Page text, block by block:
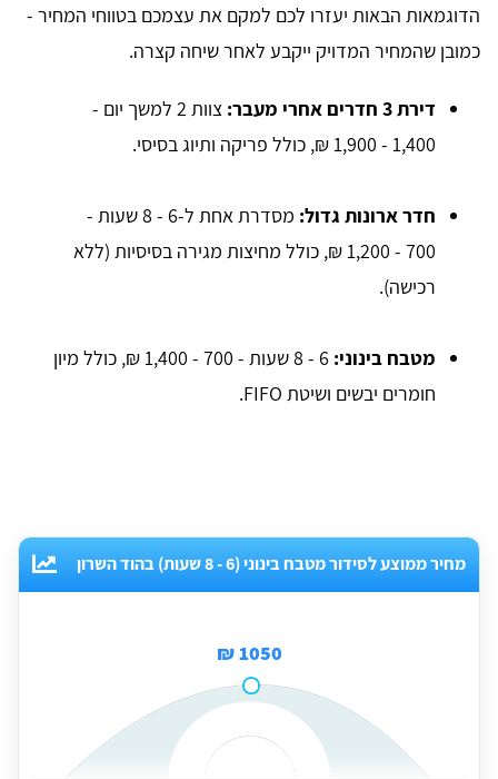
הדוגמאות הבאות יעזרו לכם למקם את עצמכם בטווחי המחיר -
כמובן שהמחיר המדויק ייקבע לאחר שיחה קצרה.
דירת 3 חדרים אחרי מעבר:
צוות 2 למשך יום -
1,400 - 1,900 ₪, כולל פריקה ותיוג בסיסי.
חדר ארונות גדול:
מסדרת אחת ל-6 - 8 שעות -
700 - 1,200 ₪, כולל מחיצות מגירה בסיסיות (ללא
רכישה).
מטבח בינוני:
6 - 8 שעות - 700 - 1,400 ₪, כולל מיון
חומרים יבשים ושיטת FIFO.
מחיר ממוצע לסידור מטבח בינוני (6 - 8 שעות) בהוד השרון
1050 ₪